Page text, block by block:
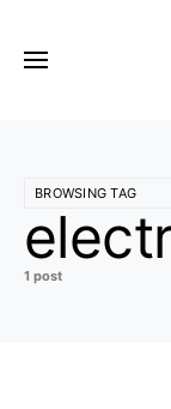
BROWSING TAG
1 post